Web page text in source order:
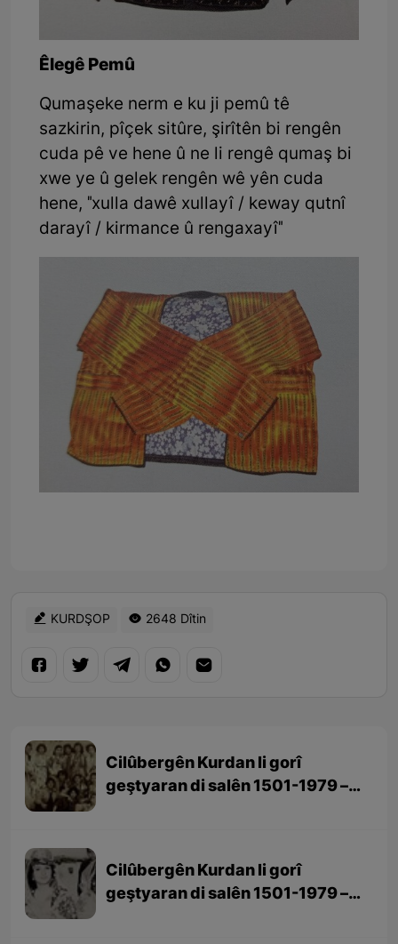
Êlegê Pemû
Qumaşeke nerm e ku ji pemû tê
sazkirin, pîçek sitûre, şirîtên bi rengên
cuda pê ve hene û ne li rengê qumaş bi
xwe ye û gelek rengên wê yên cuda
hene, "xulla dawê xullayî / keway qutnî
darayî / kirmance û rengaxayî"
KURDŞOP 2648 Dîtin
Cilûbergên Kurdan li gorî
geştyaran di salên 1501-1979 –
Cilûbergên Kurdan li gorî
geştyaran di salên 1501-1979 –